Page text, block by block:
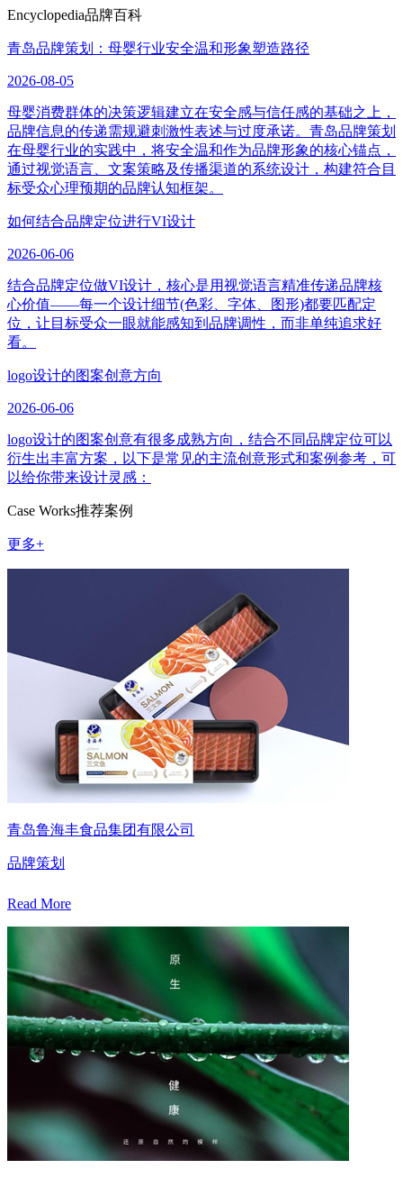
Encyclopedia品牌百科
青岛品牌策划：母婴行业安全温和形象塑造路径
2026-08-05
母婴消费群体的决策逻辑建立在安全感与信任感的基础之上，
品牌信息的传递需规避刺激性表述与过度承诺。青岛品牌策划
在母婴行业的实践中，将安全温和作为品牌形象的核心锚点，
通过视觉语言、文案策略及传播渠道的系统设计，构建符合目
标受众心理预期的品牌认知框架。
如何结合品牌定位进行VI设计
2026-06-06
结合品牌定位做VI设计，核心是用视觉语言精准传递品牌核
心价值——每一个设计细节(色彩、字体、图形)都要匹配定
位，让目标受众一眼就能感知到品牌调性，而非单纯追求好
看。
logo设计的图案创意方向
2026-06-06
logo设计的图案创意有很多成熟方向，结合不同品牌定位可以
衍生出丰富方案，以下是常见的主流创意形式和案例参考，可
以给你带来设计灵感：
Case Works推荐案例
更多+
青岛鲁海丰食品集团有限公司
品牌策划
Read More